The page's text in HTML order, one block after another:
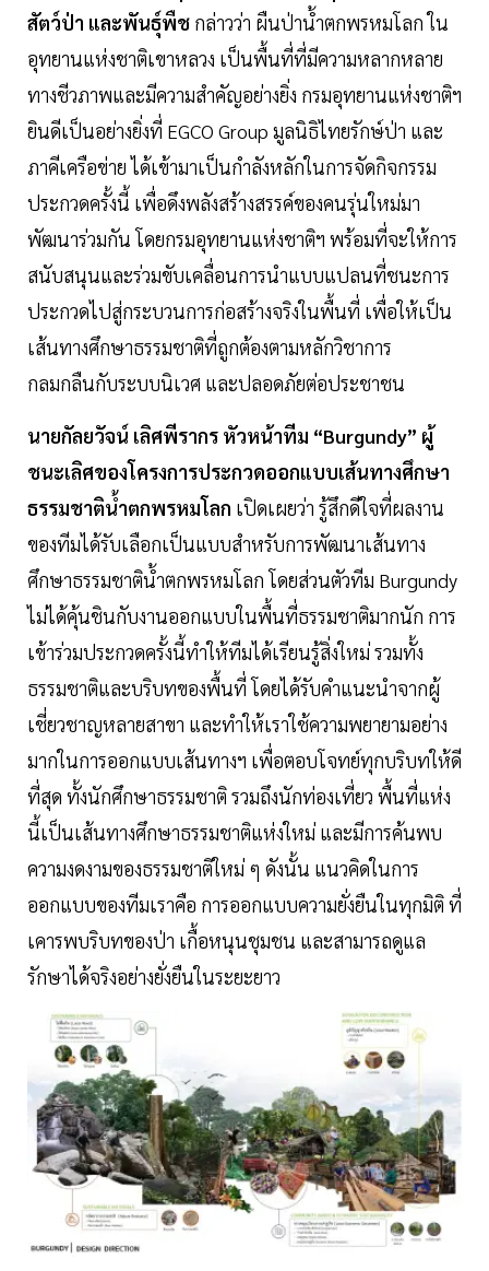
สัตว์ป่า และพันธุ์พืช กล่าวว่า ผืนป่าน้ำตกพรหมโลก ใน
อุทยานแห่งชาติเขาหลวง เป็นพื้นที่ที่มีความหลากหลาย
ทางชีวภาพและมีความสำคัญอย่างยิ่ง กรมอุทยานแห่งชาติฯ
ยินดีเป็นอย่างยิ่งที่ EGCO Group มูลนิธิไทยรักษ์ป่า และ
ภาคีเครือข่าย ได้เข้ามาเป็นกำลังหลักในการจัดกิจกรรม
ประกวดครั้งนี้ เพื่อดึงพลังสร้างสรรค์ของคนรุ่นใหม่มา
พัฒนาร่วมกัน โดยกรมอุทยานแห่งชาติฯ พร้อมที่จะให้การ
สนับสนุนและร่วมขับเคลื่อนการนำแบบแปลนที่ชนะการ
ประกวดไปสู่กระบวนการก่อสร้างจริงในพื้นที่ เพื่อให้เป็น
เส้นทางศึกษาธรรมชาติที่ถูกต้องตามหลักวิชาการ
กลมกลืนกับระบบนิเวศ และปลอดภัยต่อประชาชน
นายกัลยวัจน์ เลิศพีรากร หัวหน้าทีม “Burgundy” ผู้
ชนะเลิศของโครงการประกวดออกแบบเส้นทางศึกษา
ธรรมชาติน้ำตกพรหมโลก เปิดเผยว่า รู้สึกดีใจที่ผลงาน
ของทีมได้รับเลือกเป็นแบบสำหรับการพัฒนาเส้นทาง
ศึกษาธรรมชาติน้ำตกพรหมโลก โดยส่วนตัวทีม Burgundy
ไม่ได้คุ้นชินกับงานออกแบบในพื้นที่ธรรมชาติมากนัก การ
เข้าร่วมประกวดครั้งนี้ทำให้ทีมได้เรียนรู้สิ่งใหม่ รวมทั้ง
ธรรมชาติและบริบทของพื้นที่ โดยได้รับคำแนะนำจากผู้
เชี่ยวชาญหลายสาขา และทำให้เราใช้ความพยายามอย่าง
มากในการออกแบบเส้นทางฯ เพื่อตอบโจทย์ทุกบริบทให้ดี
ที่สุด ทั้งนักศึกษาธรรมชาติ รวมถึงนักท่องเที่ยว พื้นที่แห่ง
นี้เป็นเส้นทางศึกษาธรรมชาติแห่งใหม่ และมีการค้นพบ
ความงดงามของธรรมชาติใหม่ ๆ ดังนั้น แนวคิดในการ
ออกแบบของทีมเราคือ การออกแบบความยั่งยืนในทุกมิติ ที่
เคารพบริบทของป่า เกื้อหนุนชุมชน และสามารถดูแล
รักษาได้จริงอย่างยั่งยืนในระยะยาว